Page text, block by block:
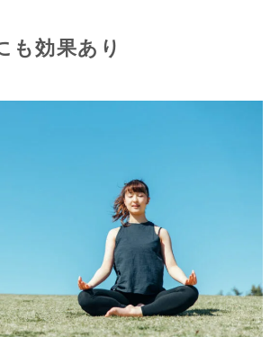
も効果あり